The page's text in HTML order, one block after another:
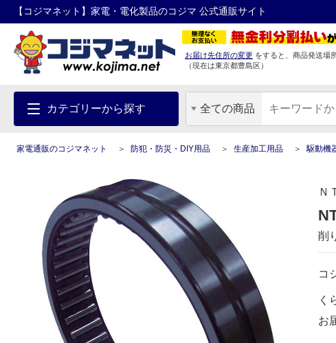
【コジマネット】家電・電化製品のコジマ 公式通販サイト
お届け先住所の変更 をすると、商品発送場
（現在は東京都豊島区）
カテゴリーから探す 全ての商品
家電通販のコジマネット 防犯・防災・DIY用品 生産加工用品 駆動機
Ｎ
削
コ
く